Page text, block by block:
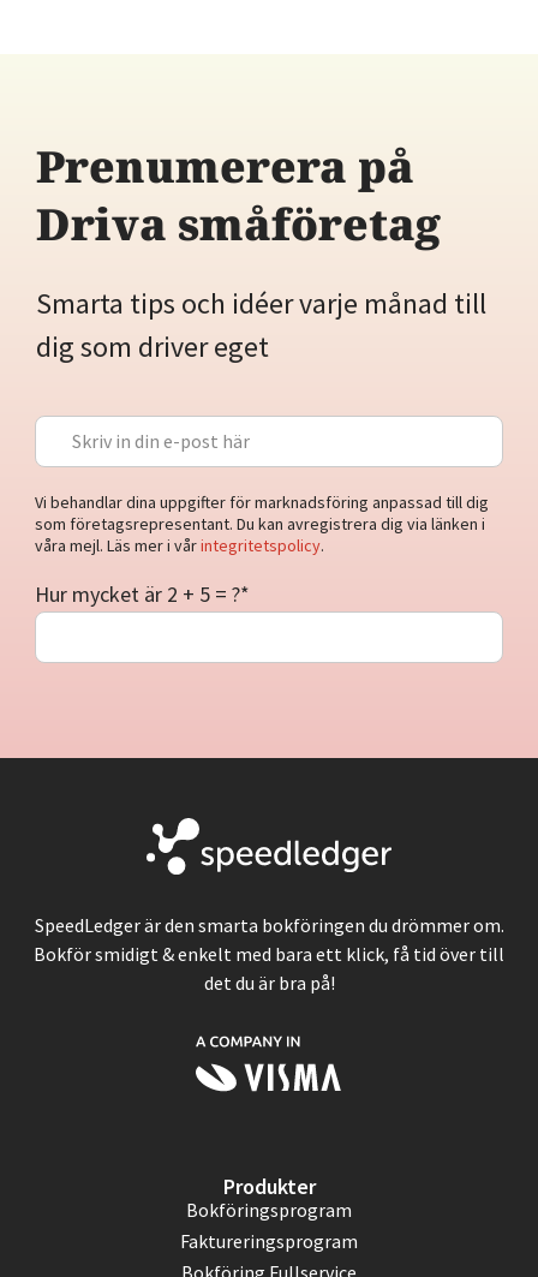
Prenumerera på
Driva småföretag
Smarta tips och idéer varje månad till
dig som driver eget
Vi behandlar dina uppgifter för marknadsföring anpassad till dig
som företagsrepresentant. Du kan avregistrera dig via länken i
våra mejl. Läs mer i vårintegritetspolicy.
Hur mycket är 2 + 5 = ?*
SpeedLedger är den smarta bokföringen du drömmer om.
Bokför smidigt & enkelt med bara ett klick, få tid över till
det du är bra på!
Produkter
Bokföringsprogram
Faktureringsprogram